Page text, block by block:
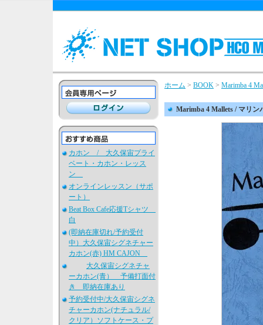
カホン / 大久保宙プライ
ベート・カホン・レッス
ン
オンラインレッスン（サポ
ート）
Beat Box Cafe応援Tシャツ
白
(即納在庫切れ/予約受付
中）大久保宙シグネチャー
カホン(赤) HM CAJON
大久保宙シグネチャ
ーカホン(青） 予備打面付
き 即納在庫あり
予約受付中/大久保宙シグネ
チャーカホン(ナチュラル/
クリア）ソフトケース・プ
ホーム > BOOK > Marimba 4
Marimba 4 Mallets / マリン